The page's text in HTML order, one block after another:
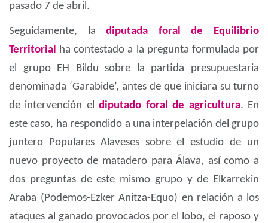
pasado 7 de abril.
Seguidamente, ladiputada foral de Equilibrio
Territorial ha contestado a la pregunta formulada por
el grupo EH Bildu sobre la partida presupuestaria
denominada ‘Garabide’, antes de que iniciara su turno
de intervención eldiputado foral de agricultura. En
este caso, ha respondido a una interpelación del grupo
juntero Populares Alaveses sobre el estudio de un
nuevo proyecto de matadero para Álava, así como a
dos preguntas de este mismo grupo y de Elkarrekin
Araba (Podemos-Ezker Anitza-Equo) en relación a los
ataques al ganado provocados por el lobo, el raposo y